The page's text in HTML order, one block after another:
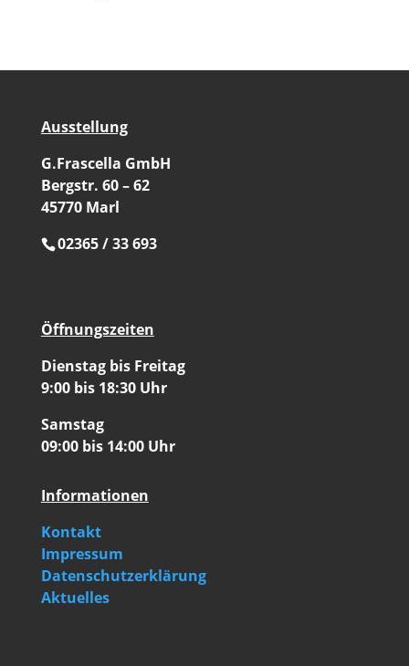
Ausstellung
G.Frascella GmbH
Bergstr. 60 – 62
45770 Marl
02365 / 33 693
Öffnungszeiten
Dienstag bis Freitag
9:00 bis 18:30 Uhr
Samstag
09:00 bis 14:00 Uhr
Informationen
Kontakt
Impressum
Datenschutzerklärung
Aktuelles